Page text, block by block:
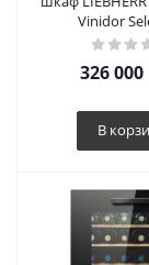
Vinidor
326 000
В